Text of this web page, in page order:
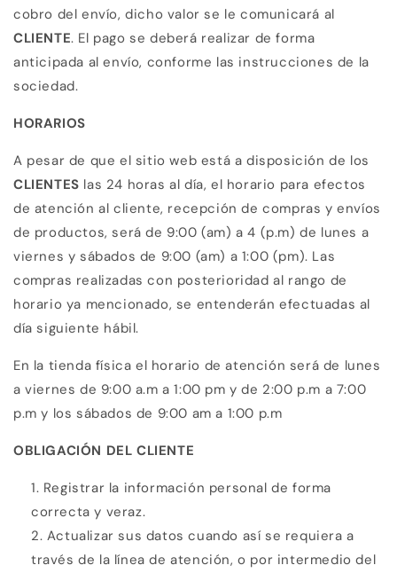
cobro del envío, dicho valor se le comunicará al
CLIENTE. El pago se deberá realizar de forma
anticipada al envío, conforme las instrucciones de la
sociedad.
HORARIOS
A pesar de que el sitio web está a disposición de los
CLIENTES las 24 horas al día, el horario para efectos
de atención al cliente, recepción de compras y envíos
de productos, será de 9:00 (am) a 4 (p.m) de lunes a
viernes y sábados de 9:00 (am) a 1:00 (pm). Las
compras realizadas con posterioridad al rango de
horario ya mencionado, se entenderán efectuadas al
día siguiente hábil.
En la tienda física el horario de atención será de lunes
a viernes de 9:00 a.m a 1:00 pm y de 2:00 p.m a 7:00
p.m y los sábados de 9:00 am a 1:00 p.m
OBLIGACIÓN DEL CLIENTE
Registrar la información personal de forma
correcta y veraz.
Actualizar sus datos cuando así se requiera a
través de la línea de atención, o por intermedio del